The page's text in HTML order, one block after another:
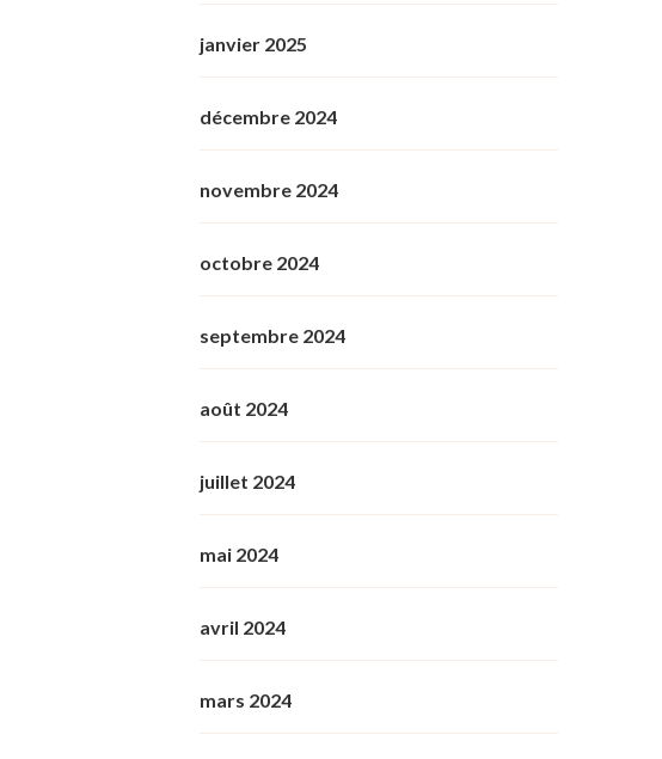
janvier 2025
décembre 2024
novembre 2024
octobre 2024
septembre 2024
août 2024
juillet 2024
mai 2024
avril 2024
mars 2024